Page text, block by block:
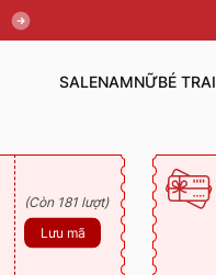
SALENAMNỮBÉ TRAI
(Còn 181 lượt)
Lưu mã